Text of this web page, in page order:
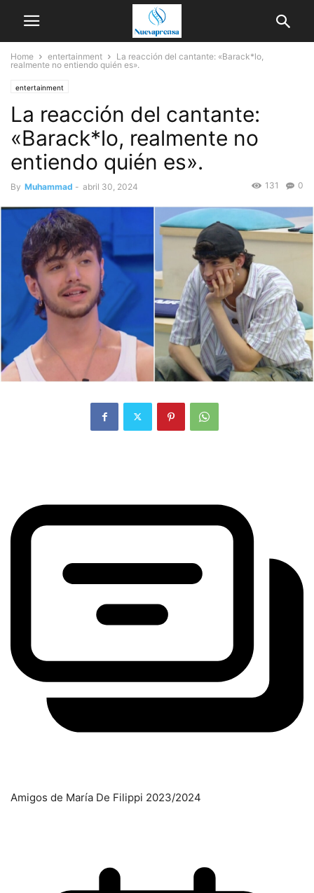
Home entertainment
La reacción del cantante: «Barack*lo,
realmente no entiendo quién es».
entertainment
La reacción del cantante:
«Barack*lo, realmente no
entiendo quién es».
By Muhammad - abril 30, 2024 0
131
Amigos de María De Filippi 2023/2024